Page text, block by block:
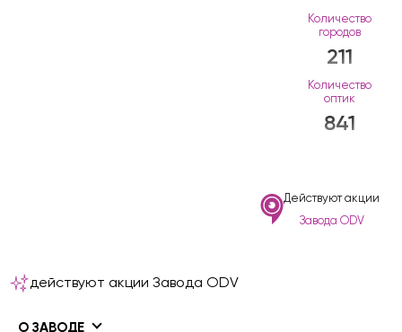
Количество
городов
211
Количество
оптик
841
Действуют акции
Завода ODV
действуют акции Завода ODV
О ЗАВОДЕ